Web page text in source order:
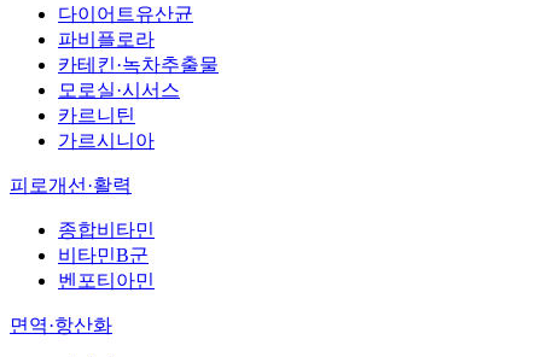
다이어트유산균
파비플로라
카테킨·녹차추출물
모로실·시서스
카르니틴
가르시니아
피로개선·활력
종합비타민
비타민B군
벤포티아민
면역·항산화